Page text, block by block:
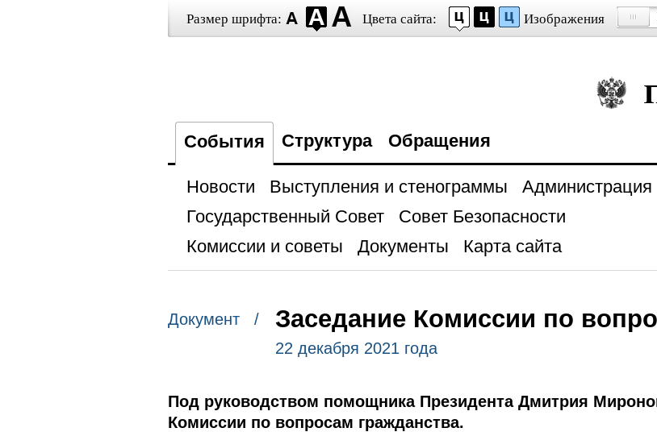
Размер шрифта: Цвета сайта: Изображения
События Структура Обращения
Новости Выступления и стенограммы
Администрация
Государственный Совет
Совет Безопасности
Комиссии и советы
Документы Карта сайта
Документ / Заседание Комиссии по
22 декабря 2021 года
Под руководством помощника Президента Дмитрия
Комиссии по вопросам гражданства.